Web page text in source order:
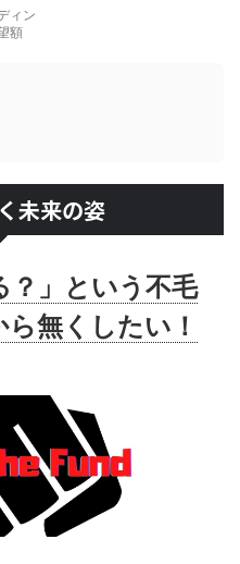
ィン
額
未来の姿
？」という不毛
無くしたい！